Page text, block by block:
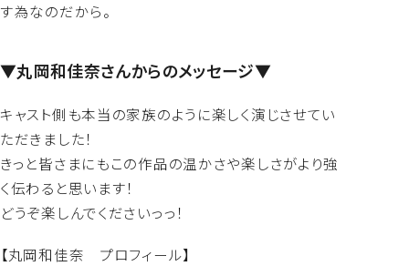
す為なのだから。
▼丸岡和佳奈さんからのメッセージ▼
キャスト側も本当の家族のように楽しく演じさせてい
ただきました！
きっと皆さまにもこの作品の温かさや楽しさがより強
く伝わると思います！
どうぞ楽しんでくださいっっ！
【丸岡和佳奈 プロフィール】